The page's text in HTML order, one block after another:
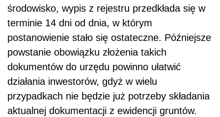
środowisko, wypis z rejestru przedkłada się w
terminie 14 dni od dnia, w którym
postanowienie stało się ostateczne. Późniejsze
powstanie obowiązku złożenia takich
dokumentów do urzędu powinno ułatwić
działania inwestorów, gdyż w wielu
przypadkach nie będzie już potrzeby składania
aktualnej dokumentacji z ewidencji gruntów.